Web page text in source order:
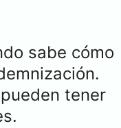
sabe cómo
tener